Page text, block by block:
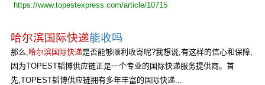
https://www.topestexpress.com/article/10715
哈尔滨国际快递能收吗
那么,哈尔滨国际快递是否能够顺利收寄呢?我想说,有这样的信心和保障,
因为TOPEST韬博供应链正是一个专业的国际快递服务提供商。首
先,TOPEST韬博供应链拥有多年丰富的国际快递...